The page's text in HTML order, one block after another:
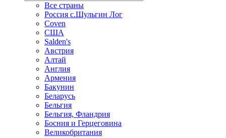
Все страны
Россия с.Шульгин Лог
Coven
CША
Salden's
Австрия
Алтай
Англия
Армения
Бакунин
Беларусь
Бельгия
Бельгия, Фландрия
Босния и Герцеговина
Великобритания